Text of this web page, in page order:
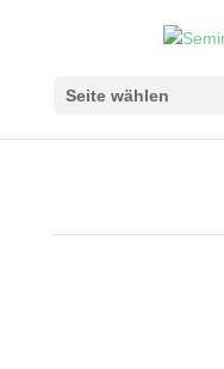
Seite wählen